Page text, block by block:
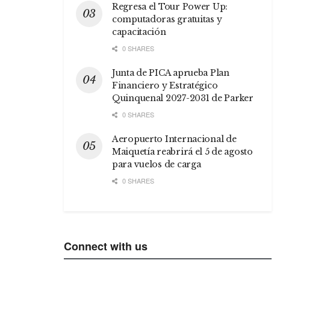
Regresa el Tour Power Up:
computadoras gratuitas y
capacitación
0 SHARES
Junta de PICA aprueba Plan
Financiero y Estratégico
Quinquenal 2027-2031 de Parker
0 SHARES
Aeropuerto Internacional de
Maiquetía reabrirá el 5 de agosto
para vuelos de carga
0 SHARES
Connect with us